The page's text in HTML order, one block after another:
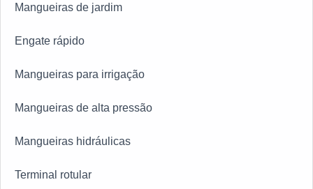
Mangueiras de jardim
Engate rápido
Mangueiras para irrigação
Mangueiras de alta pressão
Mangueiras hidráulicas
Terminal rotular